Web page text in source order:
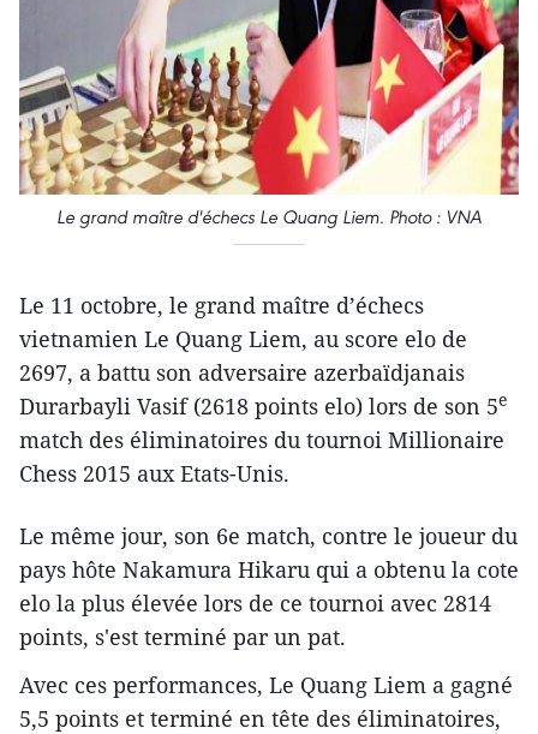
Le grand maître d'échecs Le Quang Liem. Photo : VNA
Le 11 octobre, le grand maître d’échecs
vietnamien Le Quang Liem, au score elo de
2697, a battu son adversaire azerbaïdjanais
Durarbayli Vasif (2618 points elo) lors de son 5e
match des éliminatoires du tournoi Millionaire
Chess 2015 aux Etats-Unis.
Le même jour, son 6e match, contre le joueur du
pays hôte Nakamura Hikaru qui a obtenu la cote
elo la plus élevée lors de ce tournoi avec 2814
points, s'est terminé par un pat.
Avec ces performances, Le Quang Liem a gagné
5,5 points et terminé en tête des éliminatoires,